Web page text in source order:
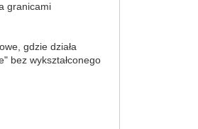
granicami
gdzie działa
bez wykształconego